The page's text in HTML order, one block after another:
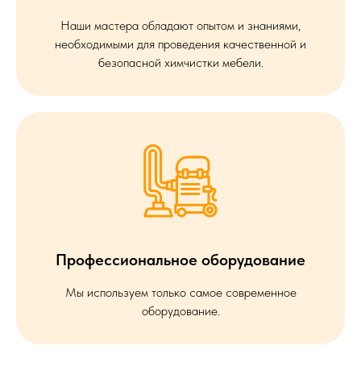
Наши мастера обладают опытом и знаниями,
необходимыми для проведения качественной и
безопасной химчистки мебели.
Профессиональное оборудование
Мы используем только самое современное
оборудование.